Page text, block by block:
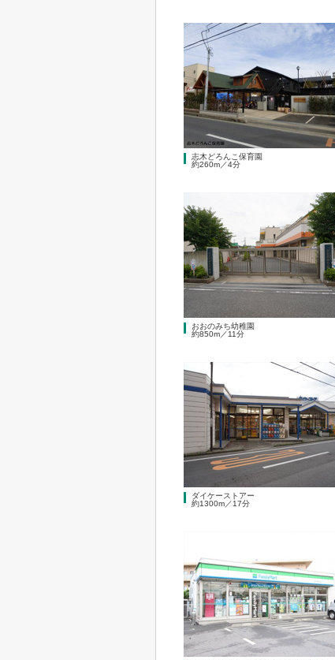
志木どろんこ保育園
約260m／4分
おおのみち幼稚園
約850m／11分
ダイケーストアー
約1300m／17分